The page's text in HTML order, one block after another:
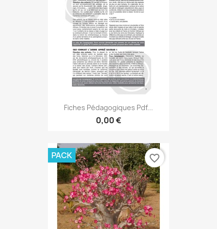
Fiches Pédagogiques Pdf...
0,00 €
PACK favorite_border